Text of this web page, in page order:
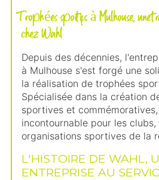
Trophées sportifs à Mulhouse, une
chez Wahl
Depuis des décennies,
à Mulhouse s'est forgé une
la réalisation de trophées
Spécialisée dans la création
sportives et
incontournable pour les
organisations sportives de la
L'HISTOIRE DE WAHL,
ENTREPRISE AU